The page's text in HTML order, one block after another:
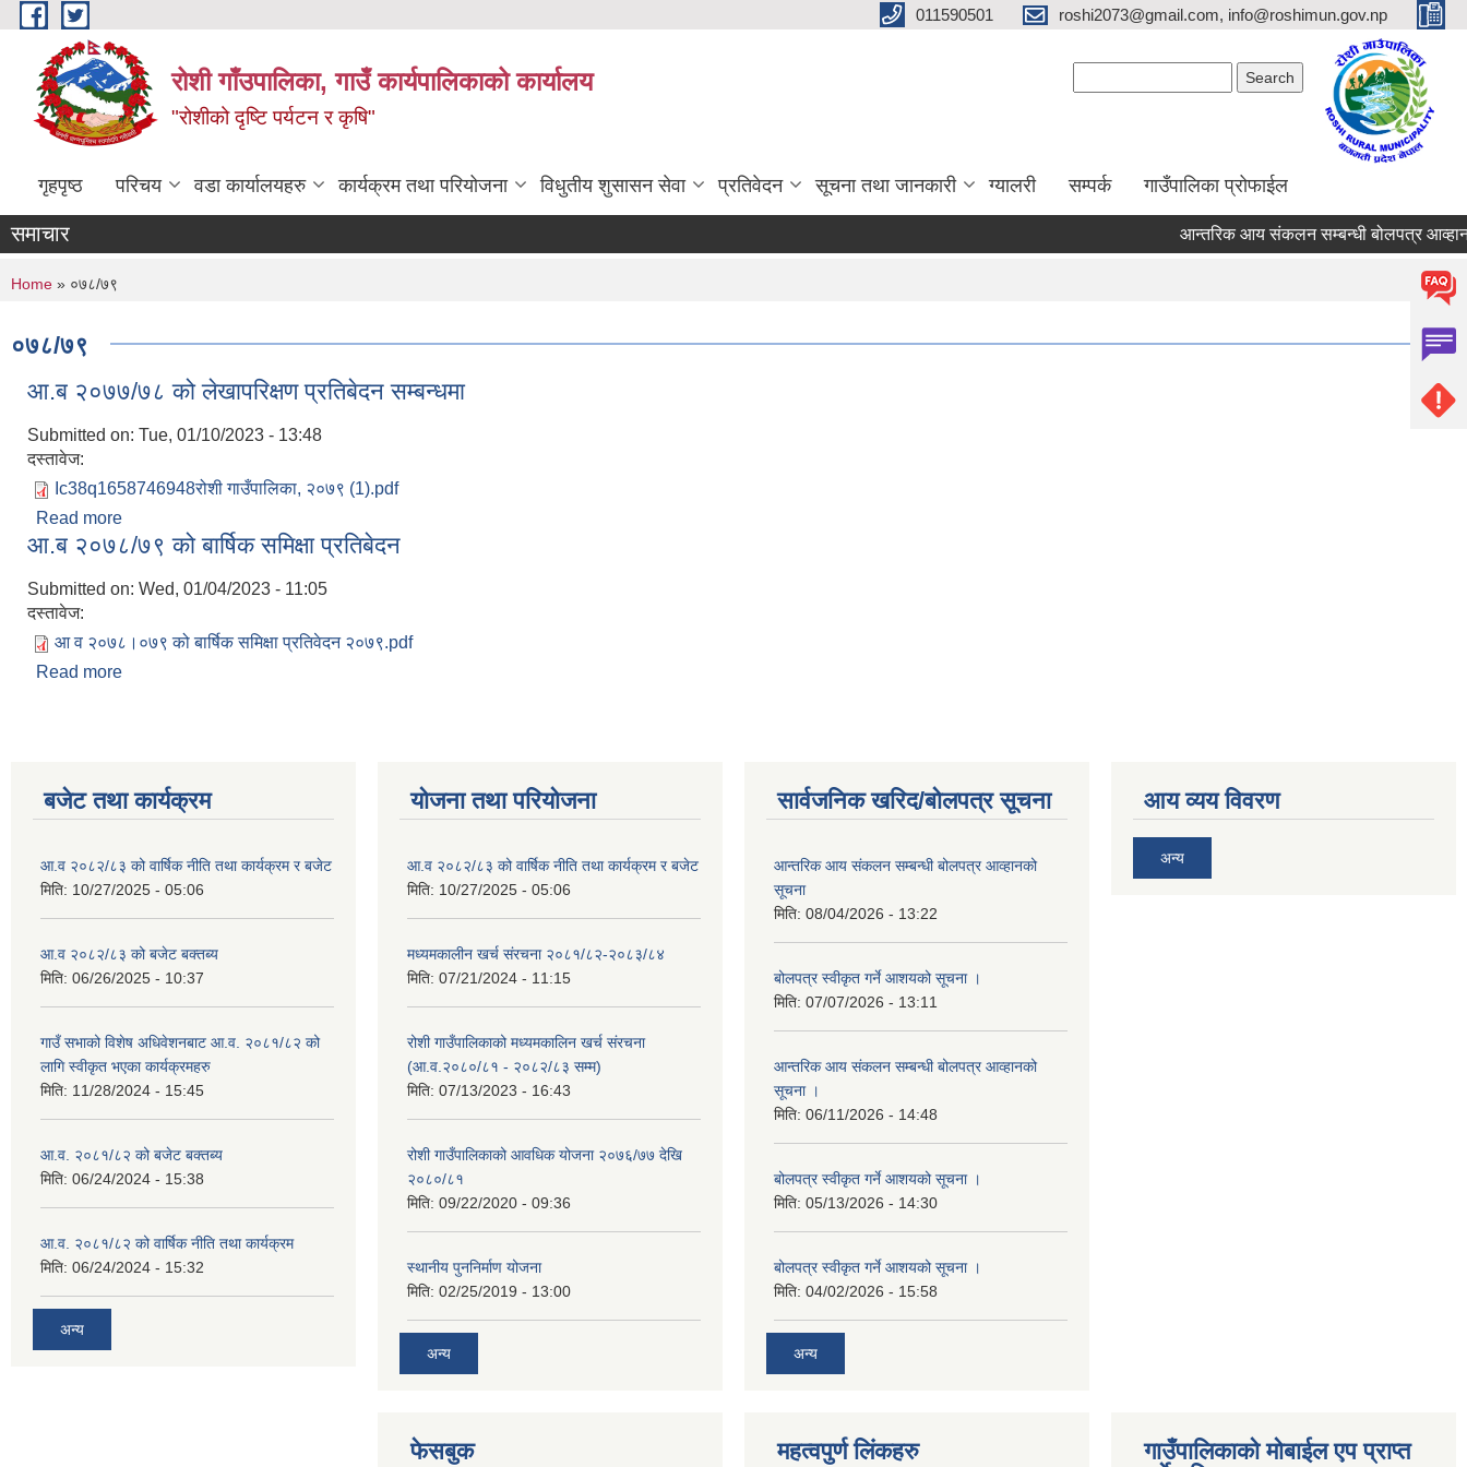
Skip to main content 011590501 roshi2073@gmail.com, info@roshimun.gov.np
रोशी गाँउपालिका, गाउँ कार्यपालिकाको कार्यालय
"रोशीको दृष्टि पर्यटन र कृषि"
गृहपृष्ठ परिचय वडा कार्यालयहरु कार्यक्रम तथा परियोजना विधुतीय शुसासन सेवा प्रतिवेदन सूचना तथा जानकारी ग्यालरी सम्पर्क गाउँपालिका प्रोफाईल
समाचार आन्तरिक आय संकलन सम्बन्धी बोलपत्र
You are here
Home » ०७८/७९
०७८/७९
आ.ब २०७७/७८ को लेखापरिक्षण प्रतिबेदन सम्बन्धमा
Submitted on: Tue, 01/10/2023 - 13:48
दस्तावेज:
Ic38q1658746948रोशी गाउँपालिका, २०७९ (1).pdf
Read more
आ.ब २०७८/७९ को बार्षिक समिक्षा प्रतिबेदन
Submitted on: Wed, 01/04/2023 - 11:05
दस्तावेज:
आ व २०७८।०७९ को बार्षिक समिक्षा प्रतिवेदन २०७९.pdf
Read more
बजेट तथा कार्यक्रम
आ.व २०८२/८३ को वार्षिक नीति तथा कार्यक्रम र बजेट
मिति: 10/27/2025 - 05:06
आ.व २०८२/८३ को बजेट बक्तब्य
मिति: 06/26/2025 - 10:37
गाउँ सभाको विशेष अधिवेशनबाट आ.व. २०८१/८२ को
लागि स्वीकृत भएका कार्यक्रमहरु
मिति: 11/28/2024 - 15:45
आ.व. २०८१/८२ को बजेट बक्तब्य
मिति: 06/24/2024 - 15:38
आ.व. २०८१/८२ को वार्षिक नीति तथा कार्यक्रम
मिति: 06/24/2024 - 15:32
अन्य
योजना तथा परियोजना
आ.व २०८२/८३ को वार्षिक नीति तथा कार्यक्रम र बजेट
मिति: 10/27/2025 - 05:06
मध्यमकालीन खर्च संरचना २०८१/८२-२०८३/८४
मिति: 07/21/2024 - 11:15
रोशी गाउँपालिकाको मध्यमकालिन खर्च संरचना
(आ.व.२०८०/८१ - २०८२/८३ सम्म)
मिति: 07/13/2023 - 16:43
रोशी गाउँपालिकाको आवधिक योजना २०७६/७७ देखि
२०८०/८१
मिति: 09/22/2020 - 09:36
स्थानीय पुननिर्माण योजना
मिति: 02/25/2019 - 13:00
अन्य
सार्वजनिक खरिद/बोलपत्र सूचना
आन्तरिक आय संकलन सम्बन्धी बोलपत्र आव्हानको
सूचना
मिति: 08/04/2026 - 13:22
बोलपत्र स्वीकृत गर्ने आशयको सूचना ।
मिति: 07/07/2026 - 13:11
आन्तरिक आय संकलन सम्बन्धी बोलपत्र आव्हानको
सूचना ।
मिति: 06/11/2026 - 14:48
बोलपत्र स्वीकृत गर्ने आशयको सूचना ।
मिति: 05/13/2026 - 14:30
बोलपत्र स्वीकृत गर्ने आशयको सूचना ।
मिति: 04/02/2026 - 15:58
अन्य
आय व्यय विवरण
अन्य
फेसबुक महत्वपुर्ण लिंकहरु
गाउँपालिकाको मोबाईल एप प्राप्त